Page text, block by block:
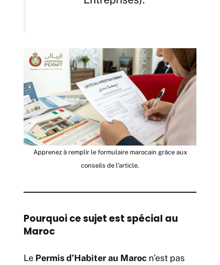
Apprenez à remplir le formulaire marocain grâce aux
conseils de l’article.
Pourquoi ce sujet est spécial au
Maroc
Le Permis d’Habiter au Maroc n’est pas